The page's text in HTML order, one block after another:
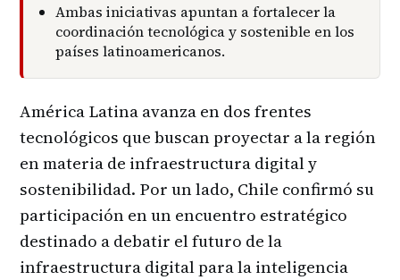
Ambas iniciativas apuntan a fortalecer la
coordinación tecnológica y sostenible en los
países latinoamericanos.
América Latina avanza en dos frentes
tecnológicos que buscan proyectar a la región
en materia de infraestructura digital y
sostenibilidad. Por un lado, Chile confirmó su
participación en un encuentro estratégico
destinado a debatir el futuro de la
infraestructura digital para la inteligencia